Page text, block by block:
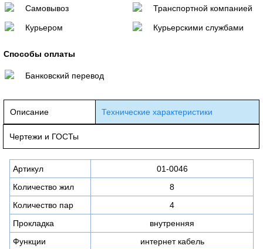
Самовывоз
Курьером
Транспортной компанией
Курьерскими службами
Способы оплаты
Банковский перевод
Описание Технические характеристики
Чертежи и ГОСТы
Артикул
01-0046
Количество жил
8
Количество пар
4
Прокладка
внутренняя
Функции
интернет кабель